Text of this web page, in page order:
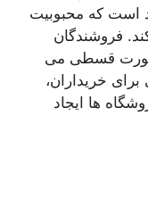
است که محبوبیت
فروشندگان
صورت قسطی می
خریداران،
ها ایجاد